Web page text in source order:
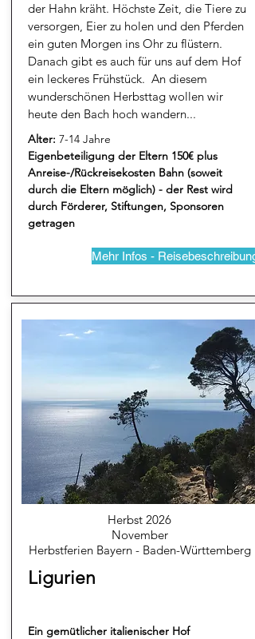
der Hahn kräht. Höchste Zeit, die Tiere zu
versorgen, Eier zu holen und den Pferden
ein guten Morgen ins Ohr zu flüstern.
Danach gibt es auch für uns auf dem Hof
ein leckeres Frühstück. An diesem
wunderschönen Herbsttag wollen wir
heute den Bach hoch wandern...
Alter: 7-14 Jahre
Eigenbeteiligung der Eltern 150€ plus
Anreise-/Rückreisekosten Bahn (soweit
durch die Eltern möglich) - der Rest wird
durch Förderer, Stiftungen, Sponsoren
getragen
Mehr Infos - Reisebeschreibung
Herbst 2026
November
Herbstferien Bayern - Baden-Württemberg
Ligurien
Ein gemütlicher italienischer Hof